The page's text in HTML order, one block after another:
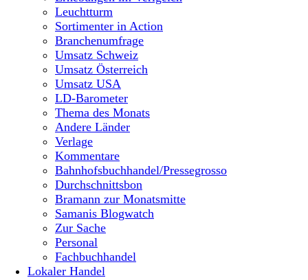
Leuchtturm
Sortimenter in Action
Branchenumfrage
Umsatz Schweiz
Umsatz Österreich
Umsatz USA
LD-Barometer
Thema des Monats
Andere Länder
Verlage
Kommentare
Bahnhofsbuchhandel/Pressegrosso
Durchschnittsbon
Bramann zur Monatsmitte
Samanis Blogwatch
Zur Sache
Personal
Fachbuchhandel
Lokaler Handel